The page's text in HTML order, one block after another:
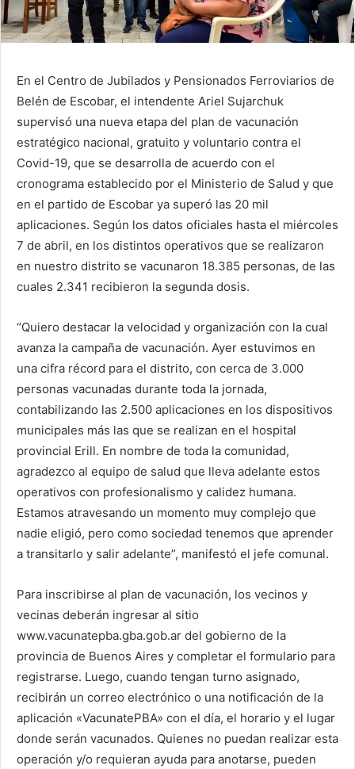
En el Centro de Jubilados y Pensionados Ferroviarios de
Belén de Escobar, el intendente Ariel Sujarchuk
supervisó una nueva etapa del plan de vacunación
estratégico nacional, gratuito y voluntario contra el
Covid-19, que se desarrolla de acuerdo con el
cronograma establecido por el Ministerio de Salud y que
en el partido de Escobar ya superó las 20 mil
aplicaciones. Según los datos oficiales hasta el miércoles
7 de abril, en los distintos operativos que se realizaron
en nuestro distrito se vacunaron 18.385 personas, de las
cuales 2.341 recibieron la segunda dosis.
“Quiero destacar la velocidad y organización con la cual
avanza la campaña de vacunación. Ayer estuvimos en
una cifra récord para el distrito, con cerca de 3.000
personas vacunadas durante toda la jornada,
contabilizando las 2.500 aplicaciones en los dispositivos
municipales más las que se realizan en el hospital
provincial Erill. En nombre de toda la comunidad,
agradezco al equipo de salud que lleva adelante estos
operativos con profesionalismo y calidez humana.
Estamos atravesando un momento muy complejo que
nadie eligió, pero como sociedad tenemos que aprender
a transitarlo y salir adelante”, manifestó el jefe comunal.
Para inscribirse al plan de vacunación, los vecinos y
vecinas deberán ingresar al sitio
www.vacunatepba.gba.gob.ar del gobierno de la
provincia de Buenos Aires y completar el formulario para
registrarse. Luego, cuando tengan turno asignado,
recibirán un correo electrónico o una notificación de la
aplicación «VacunatePBA» con el día, el horario y el lugar
donde serán vacunados. Quienes no puedan realizar esta
operación y/o requieran ayuda para anotarse, pueden